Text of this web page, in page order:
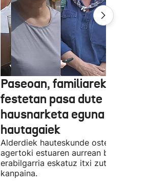
Paseoan, familiarekin edo
festetan pasa dute
hausnarketa eguna
hautagaiek
Alderdiek hauteskunde osteko
agertoki estuaren aurrean boto
erabilgarria eskatuz itxi zuten atzo
kanpaina.